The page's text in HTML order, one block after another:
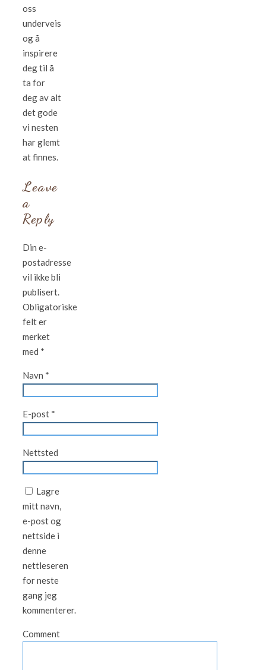
oss
underveis
og å
inspirere
deg til å
ta for
deg av alt
det gode
vi nesten
har glemt
at finnes.
Leave
a
Reply
Din e-
postadresse
vil ikke bli
publisert.
Obligatoriske
felt er
merket
med *
Navn *
E-post *
Nettsted
Lagre
mitt navn,
e-post og
nettside i
denne
nettleseren
for neste
gang jeg
kommenterer.
Comment